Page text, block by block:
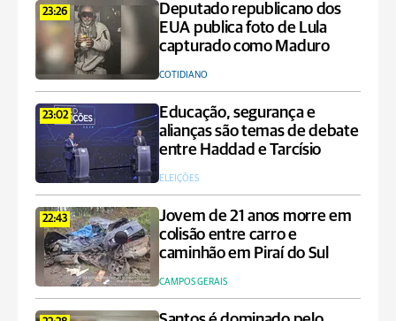
23:26
Deputado republicano dos
EUA publica foto de Lula
capturado como Maduro
COTIDIANO
23:02
Educação, segurança e
alianças são temas de debate
entre Haddad e Tarcísio
ELEIÇÕES
22:43
Jovem de 21 anos morre em
colisão entre carro e
caminhão em Piraí do Sul
CAMPOS GERAIS